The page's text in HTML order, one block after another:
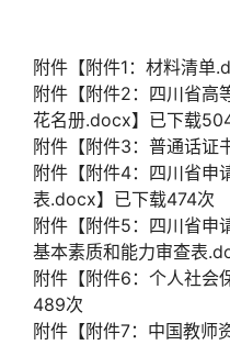
附件【附件1：材料清单
附件【附件2：四川省高
花名册.docx】已下载
附件【附件3：普通话证
附件【附件4：四川省申
表.docx】已下载474次
附件【附件5：四川省申
基本素质和能力审查表
附件【附件6：个人社会
489次
附件【附件7：中国教师